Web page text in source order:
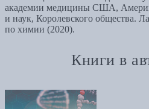
академии медицины США,
и наук, Королевского общества.
по химии (2020).
Книги в